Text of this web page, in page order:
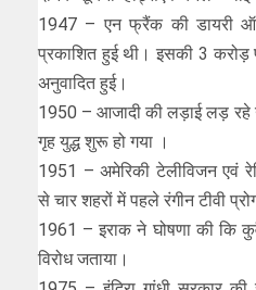
1947 – एन फ्रैंक की डायरी
प्रकाशित हुई थी। इसकी 3 करोड़
अनुवादित हुई।
1950 – आजादी की लड़ाई लड़ रहे
गृह युद्ध शुरू हो गया ।
1951 – अमेरिकी टेलीविजन एवं
से चार शहरों में पहले रंगीन टीवी
1961 – इराक ने घोषणा की कि
विरोध जताया।